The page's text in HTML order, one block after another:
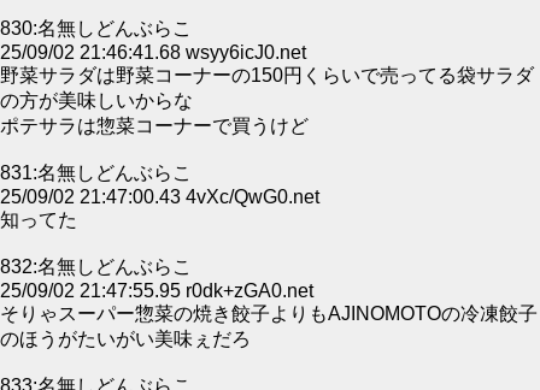
830:名無しどんぶらこ
25/09/02 21:46:41.68 wsyy6icJ0.net
野菜サラダは野菜コーナーの150円くらいで売ってる袋サラダ
の方が美味しいからな
ポテサラは惣菜コーナーで買うけど
831:名無しどんぶらこ
25/09/02 21:47:00.43 4vXc/QwG0.net
知ってた
832:名無しどんぶらこ
25/09/02 21:47:55.95 r0dk+zGA0.net
そりゃスーパー惣菜の焼き餃子よりもAJINOMOTOの冷凍餃子
のほうがたいがい美味ぇだろ
833:名無しどんぶらこ